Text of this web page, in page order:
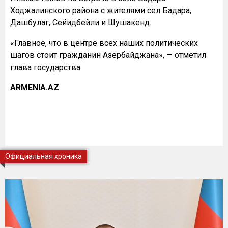
Ходжалинского района с жителями сел Бадара,
Дашбулаг, Сейидбейли и Шушакенд.
«Главное, что в центре всех наших политических
шагов стоит гражданин Азербайджана», — отметил
глава государства.
ARMENIA.AZ
Официальная хроника